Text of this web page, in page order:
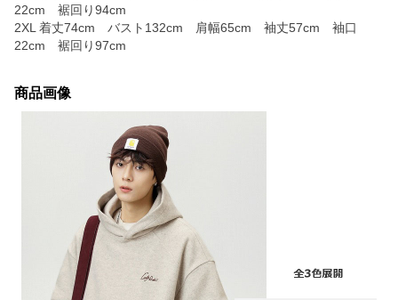
22cm 裾回り94cm
2XL 着丈74cm バスト132cm 肩幅65cm 袖丈57cm 袖口
22cm 裾回り97cm
商品画像